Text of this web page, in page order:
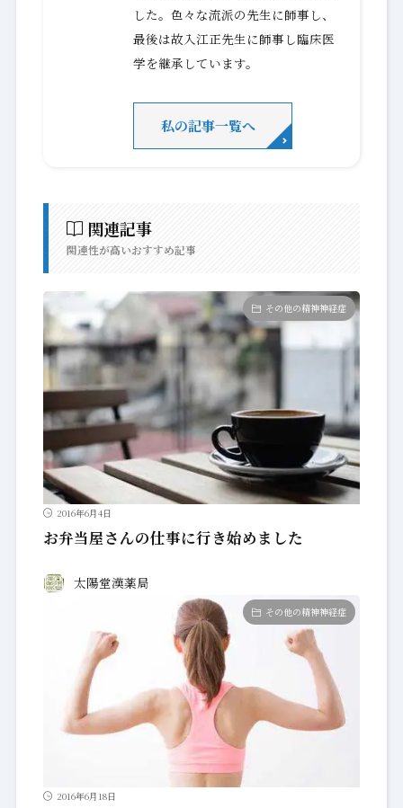
した。色々な流派の先生に師事し、
最後は故入江正先生に師事し臨床医
学を継承しています。
私の記事一覧へ
関連記事
関連性が高いおすすめ記事
その他の精神神経症
2016年6月4日
お弁当屋さんの仕事に行き始めました
太陽堂漢薬局
その他の精神神経症
2016年6月18日